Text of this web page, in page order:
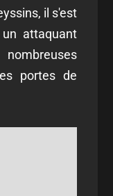
il s'est
attaquant
portes de